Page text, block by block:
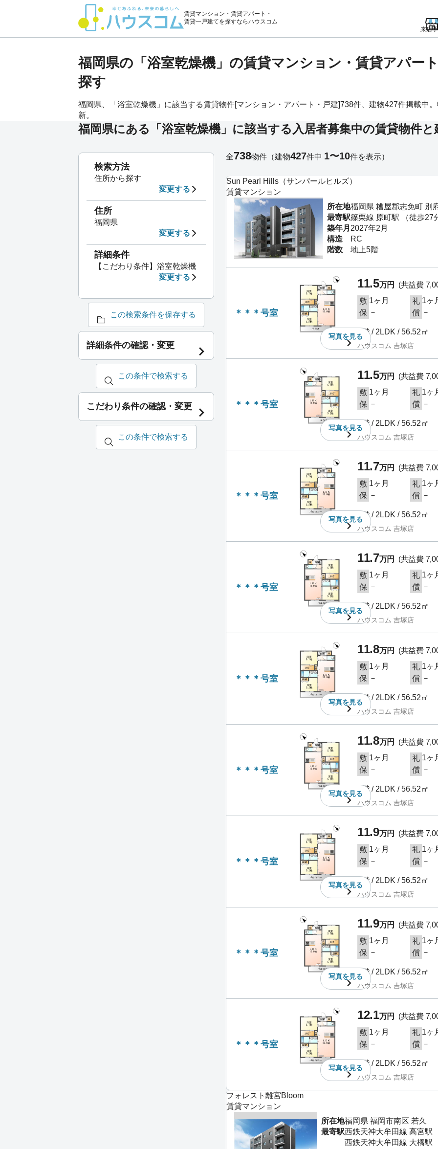
賃貸マンション・賃貸アパート・
賃貸一戸建てを探すならハウスコム
来店
福岡県の「浴室乾燥機」の賃貸マンション・賃貸アパー
探す
福岡県、「浴室乾燥機」に該当する賃貸物件[マンション・アパート・戸建]738件、建物427件掲載中
新。
福岡県にある「浴室乾燥機」に該当する入居者募集中の賃貸物件と
Sun Pearl Hills（サンパールヒルズ）
賃貸マンション
所在地福岡県 糟屋郡志免町 別
最寄駅篠栗線 原町駅 （徒歩27
築年月 2027年2月
構造
RC
階数
地上5階
＊＊＊号室
写真を見る
11.5万円
(共益費
敷 1ヶ月 礼 1ヶ
保 － 償 －
1階 / 2LDK / 56.52㎡
ハウスコム 吉塚店
＊＊＊号室
写真を見る
11.5万円
(共益費
敷 1ヶ月 礼 1ヶ
保 － 償 －
1階 / 2LDK / 56.52㎡
ハウスコム 吉塚店
＊＊＊号室
写真を見る
11.7万円
(共益費
敷 1ヶ月 礼 1ヶ
保 － 償 －
2階 / 2LDK / 56.52㎡
ハウスコム 吉塚店
＊＊＊号室
写真を見る
11.7万円
(共益費
敷 1ヶ月 礼 1ヶ
保 － 償 －
2階 / 2LDK / 56.52㎡
ハウスコム 吉塚店
＊＊＊号室
写真を見る
11.8万円
(共益費
敷 1ヶ月 礼 1ヶ
保 － 償 －
3階 / 2LDK / 56.52㎡
ハウスコム 吉塚店
＊＊＊号室
写真を見る
11.8万円
(共益費
敷 1ヶ月 礼 1ヶ
保 － 償 －
3階 / 2LDK / 56.52㎡
ハウスコム 吉塚店
＊＊＊号室
写真を見る
11.9万円
(共益費
敷 1ヶ月 礼 1ヶ
保 － 償 －
4階 / 2LDK / 56.52㎡
ハウスコム 吉塚店
＊＊＊号室
写真を見る
11.9万円
(共益費
敷 1ヶ月 礼 1ヶ
保 － 償 －
4階 / 2LDK / 56.52㎡
ハウスコム 吉塚店
＊＊＊号室
写真を見る
12.1万円
(共益費
敷 1ヶ月 礼 1ヶ
保 － 償 －
5階 / 2LDK / 56.52㎡
ハウスコム 吉塚店
フォレスト離宮Bloom
賃貸マンション
所在地福岡県 福岡市南区 若久
最寄駅西鉄天神大牟田線 高宮駅
西鉄天神大牟田線 大橋駅
全738物件 （建物427件中 1〜10件を表示）
検索方法
住所から探す
変更する
住所
福岡県
変更する
詳細条件
【こだわり条件】浴室乾燥機
変更する
この検索条件を保存する
詳細条件の確認・変更
この条件で検索する
こだわり条件の確認・変更
この条件で検索する